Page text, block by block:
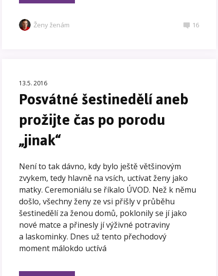
Ženy ženám 16
13.5. 2016
Posvátné šestinedělí aneb
prožijte čas po porodu
„jinak“
Není to tak dávno, kdy bylo ještě většinovým
zvykem, tedy hlavně na vsích, uctívat ženy jako
matky. Ceremoniálu se říkalo ÚVOD. Než k němu
došlo, všechny ženy ze vsi přišly v průběhu
šestinedělí za ženou domů, poklonily se jí jako
nové matce a přinesly jí výživné potraviny
a laskominky. Dnes už tento přechodový
moment málokdo uctívá